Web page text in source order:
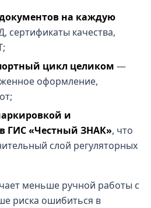
на каждую
сертификаты качества,
цикл целиком —
оформление,
и
ГИС «Честный ЗНАК», что
слой регуляторных
меньше ручной работы с
риска ошибиться в